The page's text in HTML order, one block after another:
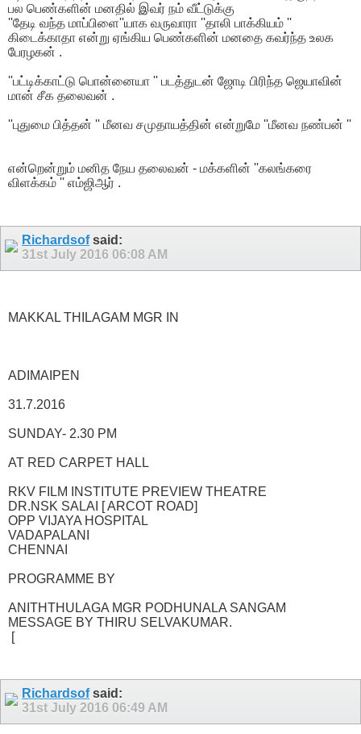
பல பெண்களின் மனதில் இவர் நம் வீட்டுக்கு
''தேடி வந்த மாப்பிளை''யாக வருவாரா ''தாலி பாக்கியம் ''
கிடைக்காதா என்று ஏங்கிய பெண்களின் மனதை கவர்ந்த உலக
பேரழகன் .
''பட்டிக்காட்டு பொன்னையா '' படத்துடன் ஜோடி பிரிந்த ஜெயாவின்
மான் சீக தலைவன் .
''புதுமை பித்தன் '' மீனவ சமுதாயத்தின் என்றுமே ''மீனவ நண்பன் ''
என்றென்றும் மனித நேய தலைவன் - மக்களின் ''கலங்கரை
விளக்கம் '' எம்ஜிஆர் .
Richardsofsaid:
31st July 2016 06:08 AM
MAKKAL THILAGAM MGR IN
ADIMAIPEN
31.7.2016
SUNDAY- 2.30 PM
AT RED CARPET HALL
RKV FILM INSTITUTE PREVIEW THEATRE
DR.NSK SALAI [ ARCOT ROAD]
OPP VIJAYA HOSPITAL
VADAPALANI
CHENNAI
PROGRAMME BY
ANITHTHULAGA MGR PODHUNALA SANGAM
MESSAGE BY THIRU SELVAKUMAR.
[
Richardsofsaid:
31st July 2016 06:49 AM